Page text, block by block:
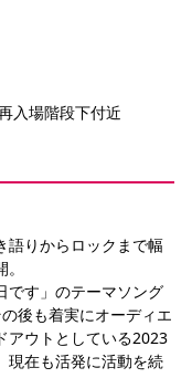
入場階段下付近
語りからロックまで幅
です」のテーマソング
後も着実にオーディエ
アウトとしている2023
現在も活発に活動を続